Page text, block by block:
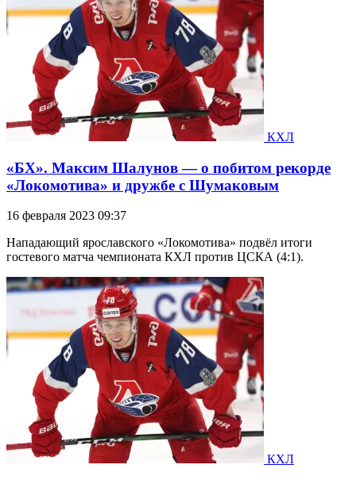
КХЛ
«БХ». Максим Шалунов — о побитом рекорде
«Локомотива» и дружбе с Шумаковым
16 февраля 2023 09:37
Нападающий ярославского «Локомотива» подвёл итоги
гостевого матча чемпионата КХЛ против ЦСКА (4:1).
КХЛ